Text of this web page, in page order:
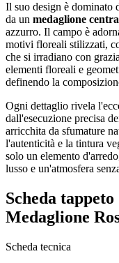
Il suo design è dominato
da un medaglione
azzurro. Il campo è
motivi floreali stilizzati,
che si irradiano con
elementi floreali e
definendo la
Ogni dettaglio rivela
dall'esecuzione precisa
arricchita da sfumature
l'autenticità e la tintura
solo un elemento
lusso e un'atmosfera
Scheda
Medaglione
Scheda tecnica